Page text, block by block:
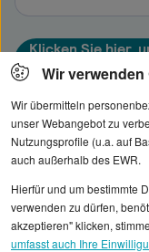
Klicken Sie hier,
Alle
einzelnen
Wir
Wir übermitteln
unser Webangebot zu
Nutzungsprofile (u.a. auf
auch außerhalb des EWR.
Hierfür und um bestimmte
verwenden zu dürfen,
akzeptieren" klicken,
umfasst auch Ihre